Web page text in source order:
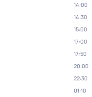
14:00
14:30
15:00
17:00
17:50
20:00
22:30
01:10